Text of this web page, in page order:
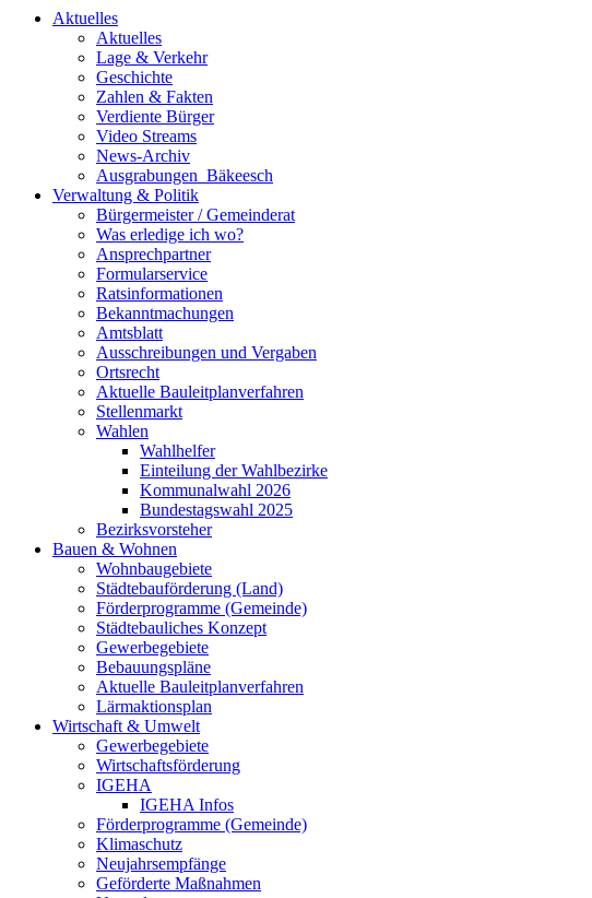
Aktuelles
Aktuelles
Lage & Verkehr
Geschichte
Zahlen & Fakten
Verdiente Bürger
Video Streams
News-Archiv
Ausgrabungen_Bäkeesch
Verwaltung & Politik
Bürgermeister / Gemeinderat
Was erledige ich wo?
Ansprechpartner
Formularservice
Ratsinformationen
Bekanntmachungen
Amtsblatt
Ausschreibungen und Vergaben
Ortsrecht
Aktuelle Bauleitplanverfahren
Stellenmarkt
Wahlen
Wahlhelfer
Einteilung der Wahlbezirke
Kommunalwahl 2026
Bundestagswahl 2025
Bezirksvorsteher
Bauen & Wohnen
Wohnbaugebiete
Städtebauförderung (Land)
Förderprogramme (Gemeinde)
Städtebauliches Konzept
Gewerbegebiete
Bebauungspläne
Aktuelle Bauleitplanverfahren
Lärmaktionsplan
Wirtschaft & Umwelt
Gewerbegebiete
Wirtschaftsförderung
IGEHA
IGEHA Infos
Förderprogramme (Gemeinde)
Klimaschutz
Neujahrsempfänge
Geförderte Maßnahmen